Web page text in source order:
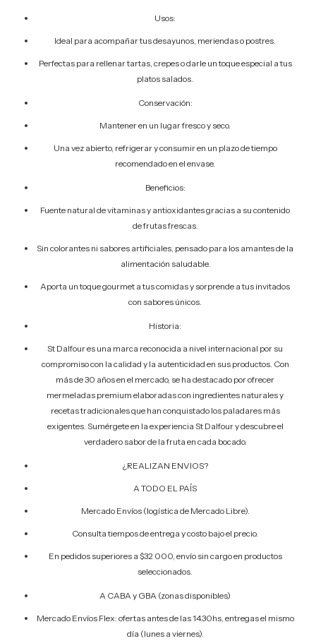
Usos:
Ideal para acompañar tus desayunos, meriendas o postres.
Perfectas para rellenar tartas, crepes o darle un toque especial a tus
platos salados.
Conservación:
Mantener en un lugar fresco y seco.
Una vez abierto, refrigerar y consumir en un plazo de tiempo
recomendado en el envase.
Beneficios:
Fuente natural de vitaminas y antioxidantes gracias a su contenido
de frutas frescas.
Sin colorantes ni sabores artificiales, pensado para los amantes de la
alimentación saludable.
Aporta un toque gourmet a tus comidas y sorprende a tus invitados
con sabores únicos.
Historia:
St Dalfour es una marca reconocida a nivel internacional por su
compromiso con la calidad y la autenticidad en sus productos. Con
más de 30 años en el mercado, se ha destacado por ofrecer
mermeladas premium elaboradas con ingredientes naturales y
recetas tradicionales que han conquistado los paladares más
exigentes. Sumérgete en la experiencia St Dalfour y descubre el
verdadero sabor de la fruta en cada bocado.
¿REALIZAN ENVIOS?
A TODO EL PAÍS
Mercado Envíos (logística de Mercado Libre).
Consulta tiempos de entrega y costo bajo el precio.
En pedidos superiores a $32 000, envío sin cargo en productos
seleccionados.
A CABA y GBA (zonas disponibles)
Mercado Envíos Flex: ofertas antes de las 14.30hs, entregas el mismo
día (lunes a viernes).